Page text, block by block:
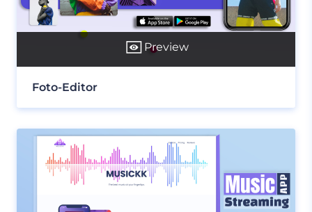
Preview
Foto-Editor